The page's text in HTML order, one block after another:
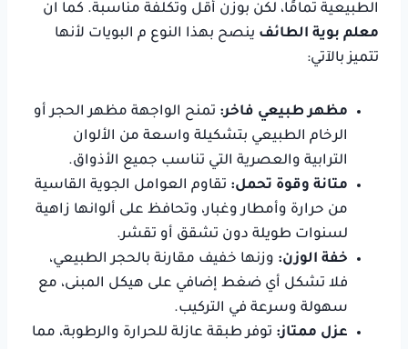
الطبيعية تمامًا، لكن بوزن أقل وتكلفة مناسبة. كما ان
معلم بوية الطائف ينصح بهذا النوع م البويات لأنها
تتميز بالآتي:
مظهر طبيعي فاخر: تمنح الواجهة مظهر الحجر أو
الرخام الطبيعي بتشكيلة واسعة من الألوان
الترابية والعصرية التي تناسب جميع الأذواق.
متانة وقوة تحمل: تقاوم العوامل الجوية القاسية
من حرارة وأمطار وغبار، وتحافظ على ألوانها زاهية
لسنوات طويلة دون تشقق أو تقشر.
خفة الوزن: وزنها خفيف مقارنة بالحجر الطبيعي،
فلا تشكل أي ضغط إضافي على هيكل المبنى، مع
سهولة وسرعة في التركيب.
عزل ممتاز: توفر طبقة عازلة للحرارة والرطوبة، مما